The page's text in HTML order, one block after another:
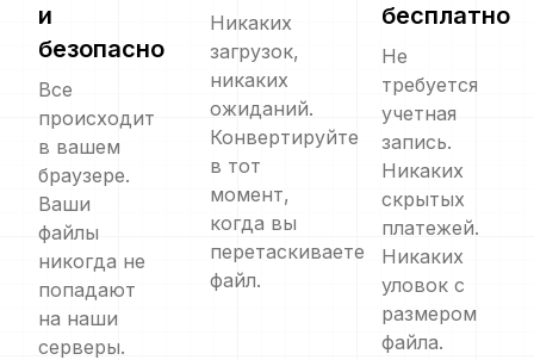
и
безопасно
Все
происходит
в вашем
браузере.
Ваши
файлы
никогда не
попадают
на наши
серверы.
Никаких
загрузок,
никаких
ожиданий.
Конвертируйте
в тот
момент,
когда вы
перетаскиваете
файл.
бесплатно
Не
требуется
учетная
запись.
Никаких
скрытых
платежей.
Никаких
уловок с
размером
файла.